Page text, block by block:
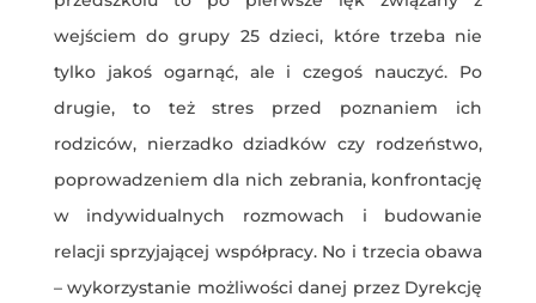
wejściem do grupy 25 dzieci, które trzeba nie
tylko jakoś ogarnąć, ale i czegoś nauczyć. Po
drugie, to też stres przed poznaniem ich
rodziców, nierzadko dziadków czy rodzeństwo,
poprowadzeniem dla nich zebrania, konfrontację
w indywidualnych rozmowach i budowanie
relacji sprzyjającej współpracy. No i trzecia obawa
– wykorzystanie możliwości danej przez Dyrekcję